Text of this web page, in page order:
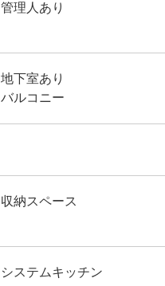
管理人あり
地下室あり
バルコニー
収納スペース
システムキッチン